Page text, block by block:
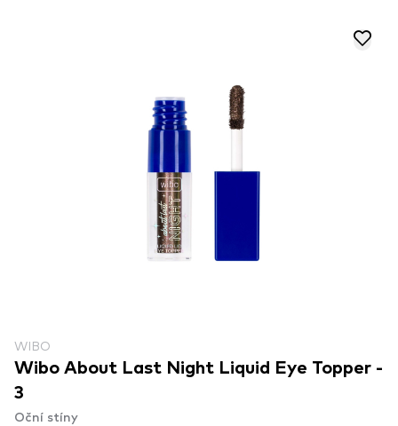
WIBO
Wibo About Last Night Liquid Eye Topper -
3
Oční stíny